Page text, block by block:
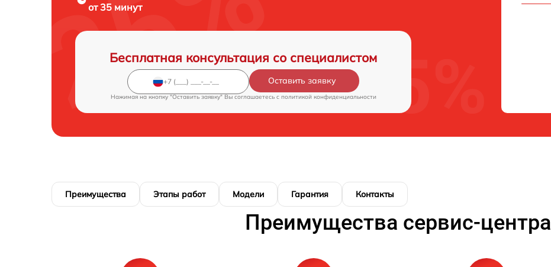
от 35 минут
Бесплатная консультация со специалистом
Оставить заявку
Нажимая на кнопку "Оставить заявку" Вы соглашаетесь c политикой конфиденциальности
Преимущества Этапы работ Модели Гарантия Контакты
Преимущества сервис-центра